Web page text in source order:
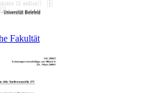
Fakultät